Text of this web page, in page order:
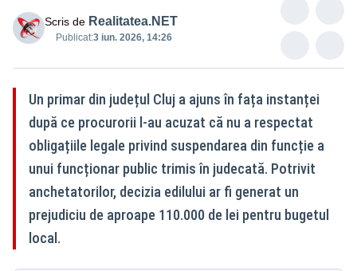
Scris de Realitatea.NET
Publicat:3 iun. 2026, 14:26
Un primar din județul Cluj a ajuns în fața instanței
după ce procurorii l-au acuzat că nu a respectat
obligațiile legale privind suspendarea din funcție a
unui funcționar public trimis în judecată. Potrivit
anchetatorilor, decizia edilului ar fi generat un
prejudiciu de aproape 110.000 de lei pentru bugetul
local.